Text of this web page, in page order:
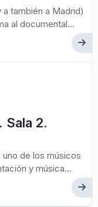
también a Madrid)
al documental...
Sala 2.
de los músicos
y música...